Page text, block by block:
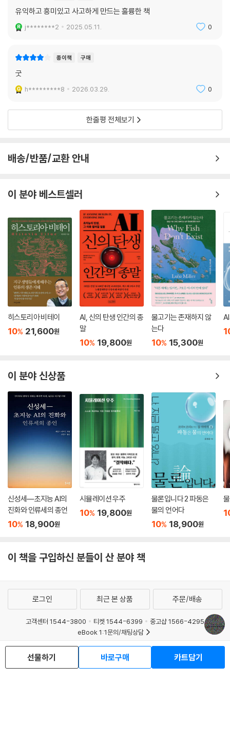
유익하고 흥미있고 사고하게 만드는 훌륭한 책
j********2 2025.05.11. 0
종이책 구매
굿
h*********8 2026.03.29. 0
한줄평 전체보기
배송/반품/교환 안내
이 분야 베스트셀러
히스토리아 비테이
10% 21,600원
AI, 신의 탄생 인간의 종
말
10% 19,800원
물고기는 존재하지 않
는다
10% 15,300원
이 분야 신상품
신성세―초지능 AI의
진화와 인류세의 종언
10% 18,900원
시뮬레이션 우주
10% 19,800원
물론입니다 2 파동은
물의 언어다
10% 18,900원
이 책을 구입하신 분들이 산 분야 책
선물하기 바로구매 카트담기
로그인 최근 본 상품 주문/배송
고객센터 1544-3800 티켓 1544-6399
중고샵 1566-4295
eBook 1:1문의/채팅상담
예스이십사(주) 사업자 정보
이용약관
개인정보처리방침
청소년보호정책